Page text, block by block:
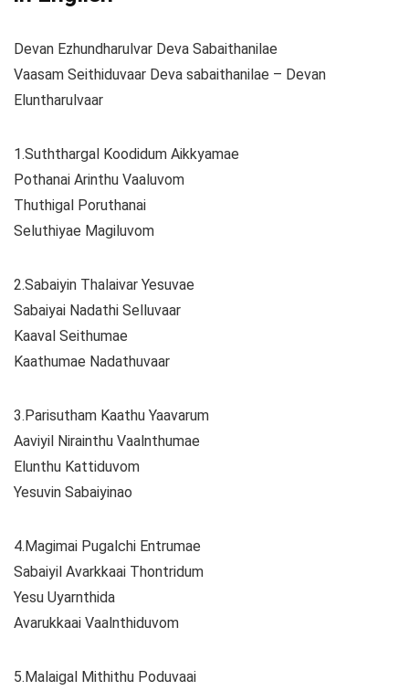
Devan Ezhundharulvar Deva Sabaithanilae
Vaasam Seithiduvaar Deva sabaithanilae – Devan
Eluntharulvaar
1.Suththargal Koodidum Aikkyamae
Pothanai Arinthu Vaaluvom
Thuthigal Poruthanai
Seluthiyae Magiluvom
2.Sabaiyin Thalaivar Yesuvae
Sabaiyai Nadathi Selluvaar
Kaaval Seithumae
Kaathumae Nadathuvaar
3.Parisutham Kaathu Yaavarum
Aaviyil Nirainthu Vaalnthumae
Elunthu Kattiduvom
Yesuvin Sabaiyinao
4.Magimai Pugalchi Entrumae
Sabaiyil Avarkkaai Thontridum
Yesu Uyarnthida
Avarukkaai Vaalnthiduvom
5.Malaigal Mithithu Poduvaai